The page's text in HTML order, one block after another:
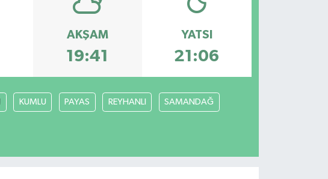
AKŞAM
19:41
YATSI
21:06
KUMLU PAYAS REYHANLI SAMANDAĞ